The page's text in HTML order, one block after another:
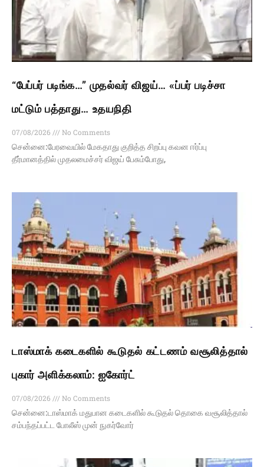
“பேப்பர் படிங்க…” முதல்வர் விஜய்… «ப்பர் படிச்சா
மட்டும் பத்தாது… உதயநிதி
07/08/2026
No Comments
சென்னை:பேரவையில் மேகதாது குறித்த சிறப்பு கவன ஈர்ப்பு
தீர்மானத்தில் முதலமைச்சர் விஜய் பேசும்போது,
டாஸ்மாக் கடைகளில் கூடுதல் கட்டணம் வசூலித்தால்
புகார் அளிக்கலாம்: ஐகோர்ட்
07/08/2026
No Comments
சென்னை:டாஸ்மாக் மதுபான கடைகளில் கூடுதல் தொகை வசூலித்தால்
சம்பந்தப்பட்ட போலீஸ் முன் நுகர்வோர்